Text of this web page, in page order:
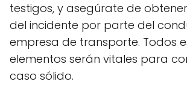
testigos, y asegúrate de
del incidente por parte del
empresa de transporte. Todos
elementos serán vitales para
caso sólido.